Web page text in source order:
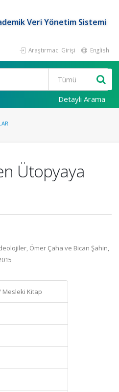
Veri Yönetim Sistemi
Araştırmacı Girişi English
Detaylı Arama
Ütopyaya
Ömer Çaha ve Bican Şahin,
Mesleki Kitap